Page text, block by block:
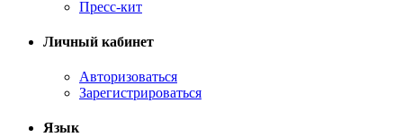
Пресс-кит
Личный кабинет
Авторизоваться
Зарегистрироваться
Язык